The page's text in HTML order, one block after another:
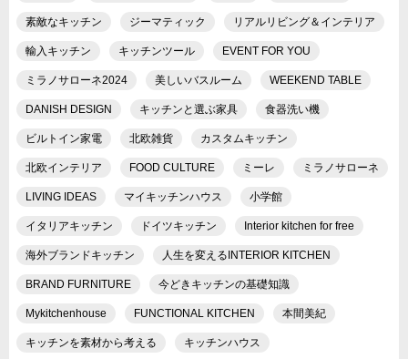
素敵なキッチン ジーマティック リアルリビング＆インテリア
輸入キッチン キッチンツール EVENT FOR YOU
ミラノサローネ2024 美しいバスルーム WEEKEND TABLE
DANISH DESIGN キッチンと選ぶ家具 食器洗い機
ビルトイン家電 北欧雑貨 カスタムキッチン
北欧インテリア FOOD CULTURE ミーレ ミラノサローネ
LIVING IDEAS マイキッチンハウス 小学館
イタリアキッチン ドイツキッチン Interior kitchen for free
海外ブランドキッチン 人生を変えるINTERIOR KITCHEN
BRAND FURNITURE 今どきキッチンの基礎知識
Mykitchenhouse FUNCTIONAL KITCHEN 本間美紀
キッチンを素材から考える キッチンハウス